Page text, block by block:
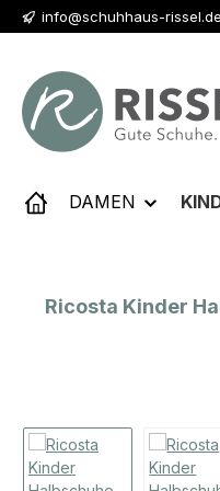
Hauptinhalt springen
Zur Suche springen
Zur Hauptnavigation
info@schuhhaus-rissel.de
DAMEN
Ricosta Kinder
Bildergalerie überspringen